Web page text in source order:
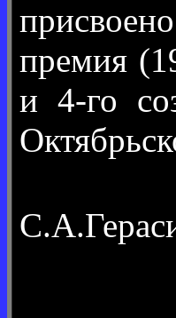
премия
и 4-го